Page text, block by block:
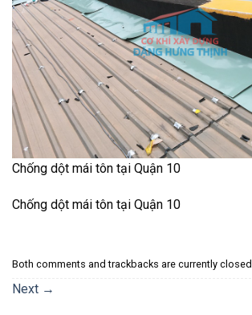
Chống dột mái tôn tại Quận 10
Chống dột mái tôn tại Quận 10
Both comments and trackbacks are currently closed.
Next →